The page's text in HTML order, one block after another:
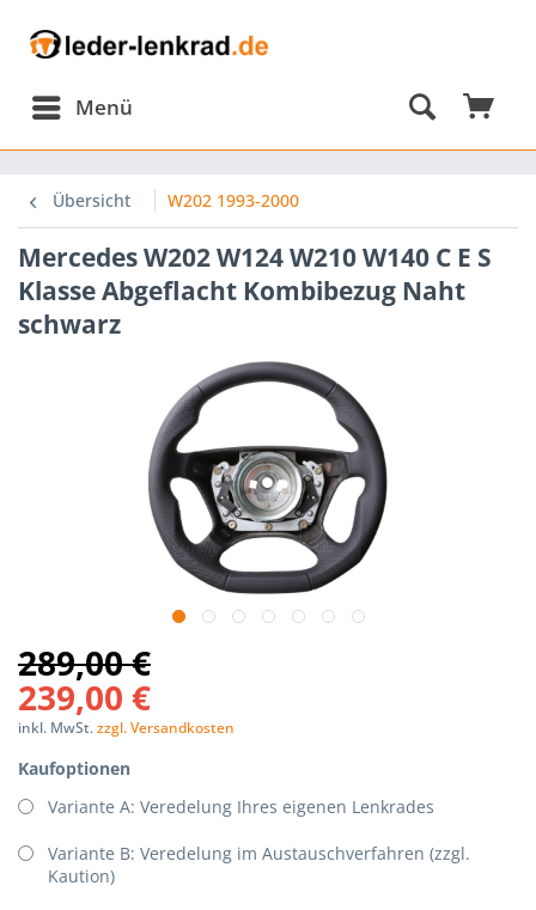
Menü
Übersicht W202 1993-2000
Mercedes W202 W124 W210 W140 C E S
Klasse Abgeflacht Kombibezug Naht
schwarz
289,00 €
239,00 €
inkl. MwSt.zzgl. Versandkosten
Kaufoptionen
Variante A: Veredelung Ihres eigenen Lenkrades
Variante B: Veredelung im Austauschverfahren (zzgl.
Kaution)